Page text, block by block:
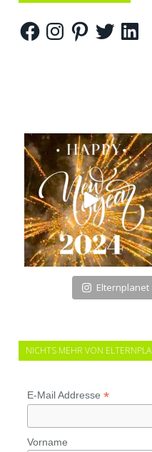
FacebookInstagramPinterestTwitterLinkedIn
NICHTS MEHR VON
E-Mail Addresse *
Vorname